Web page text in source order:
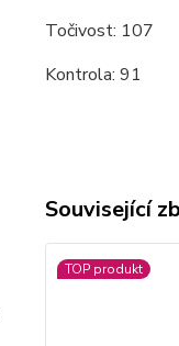
Točivost: 107
Kontrola: 91
Související
TOP produkt